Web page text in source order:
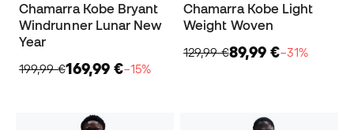
Chamarra Kobe Bryant
Windrunner Lunar New
Year
199,99 €169,99 €−15%
Chamarra Kobe Light
Weight Woven
129,99 €89,99 €−31%